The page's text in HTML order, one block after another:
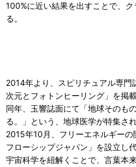
100%に近い結果を出すことで、
る。
2014年より、スピリチュアル専門
次元とフォトンヒーリング」を掲載
同年、玉響誌面にて「地球そのも
る。」という、地球医学が特集され
2015年10月、フリーエネルギー
フローシップジャパン」を設立し
宇宙科学を紐解くことで、言葉本